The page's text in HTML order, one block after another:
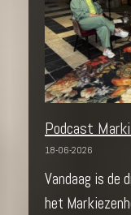
Podcast
18-06-2026
Vandaag is de
het